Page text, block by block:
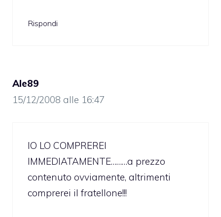
Rispondi
Ale89
15/12/2008 alle 16:47
IO LO COMPREREI
IMMEDIATAMENTE………a prezzo
contenuto ovviamente, altrimenti
comprerei il fratellone!!!